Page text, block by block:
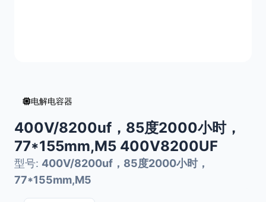
电解电容器
400V/8200uf，85度2000小时，
77*155mm,M5 400V8200UF
型号: 400V/8200uf，85度2000小时，
77*155mm,M5